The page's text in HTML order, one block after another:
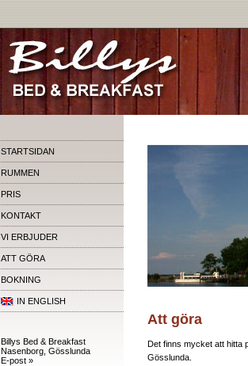
STARTSIDAN
RUMMEN
PRIS
KONTAKT
VI ERBJUDER
ATT GÖRA
BOKNING
IN ENGLISH
Billys Bed & Breakfast
Nasenborg, Gösslunda
E-post »
Att göra
Det finns mycket att hitta
Gösslunda.